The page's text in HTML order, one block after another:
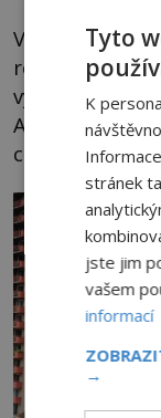
V roce 2017
ropném poli v
vybírá v
Aucklandu.
co se dělo na
Tyto
K
stránek
jste jim
vašem
informací
→